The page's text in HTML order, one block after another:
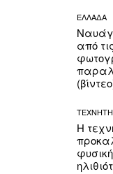
ΕΛΛΑΔΑ
από
Η